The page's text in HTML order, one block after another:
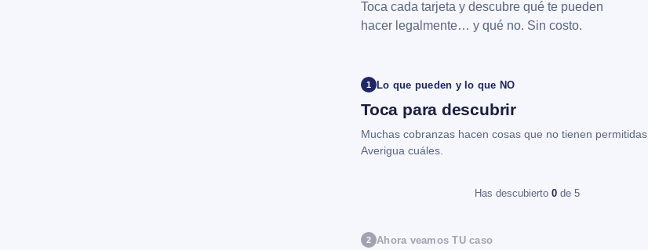
Toca cada tarjeta y descubre qué te pueden
hacer legalmente… y qué no. Sin costo.
1 Lo que pueden y lo que NO
Toca para descubrir
Muchas cobranzas hacen cosas que no tienen permitidas.
Averigua cuáles.
Has descubierto 0 de 5
2 Ahora veamos TU caso